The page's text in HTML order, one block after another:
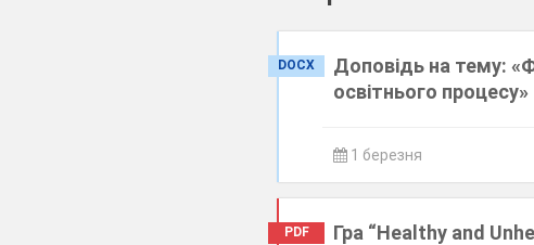
DOCX
Доповідь на тему:
освітнього процесу»
1 березня
PDF Гра “Healthy and